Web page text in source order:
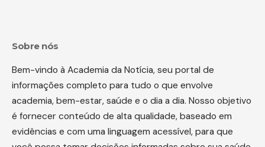
Sobre nós
Bem-vindo à Academia da Notícia, seu portal de
informações completo para tudo o que envolve
academia, bem-estar, saúde e o dia a dia. Nosso objetivo
é fornecer conteúdo de alta qualidade, baseado em
evidências e com uma linguagem acessível, para que